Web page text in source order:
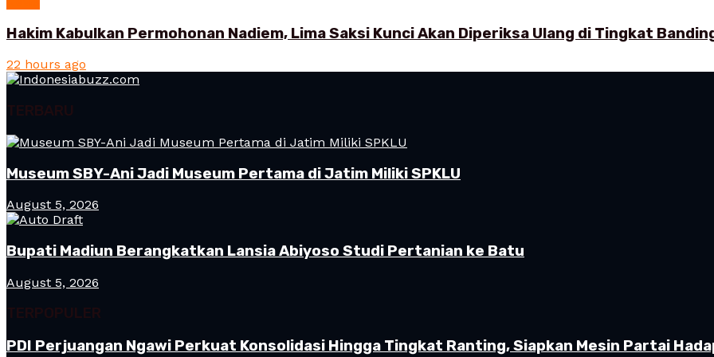
Hakim Kabulkan Permohonan Nadiem, Lima Saksi Kunci Akan Diperiksa Ulang di Tingkat
22 hours ago
TERBARU
Museum SBY-Ani Jadi Museum Pertama di Jatim Miliki SPKLU
August 5, 2026
Bupati Madiun Berangkatkan Lansia Abiyoso Studi Pertanian ke Batu
August 5, 2026
TERPOPULER
PDI Perjuangan Ngawi Perkuat Konsolidasi Hingga Tingkat Ranting, Siapkan Mesin Partai